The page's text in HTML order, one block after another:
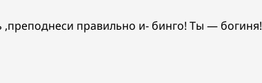
правильно и- бинго! Ты — богиня!